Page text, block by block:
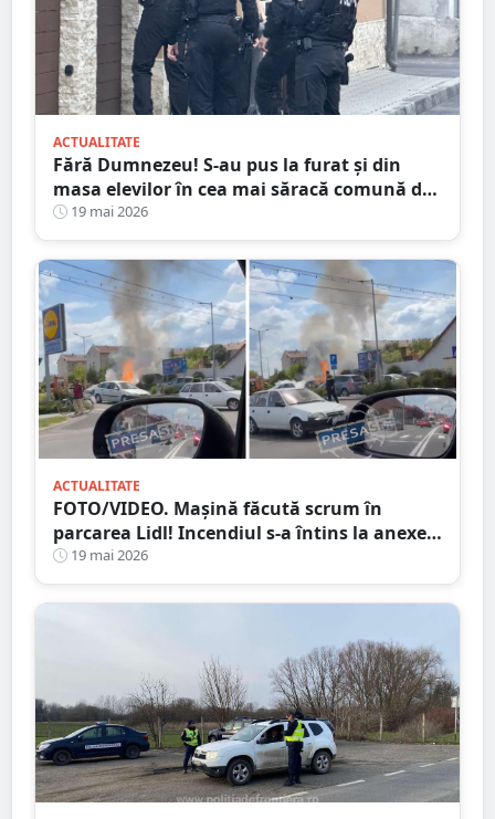
ACTUALITATE
Fără Dumnezeu! S-au pus la furat și din
masa elevilor în cea mai săracă comună din
județul Satu Mare
19 mai 2026
ACTUALITATE
FOTO/VIDEO. Mașină făcută scrum în
parcarea Lidl! Incendiul s-a întins la anexele
din jur
19 mai 2026